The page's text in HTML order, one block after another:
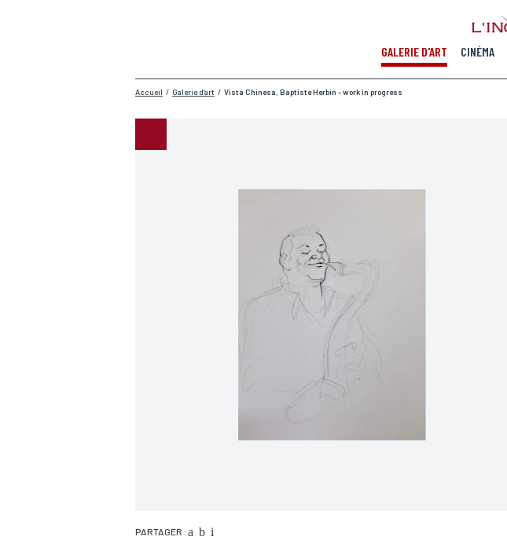
GALERIE D'ART CINÉMA
Accueil / Galerie d'art / Vista Chinesa, Baptiste Herbin - work in progress
PARTAGER :